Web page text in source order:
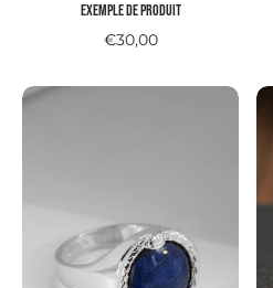
Exemple de produit
€30,00